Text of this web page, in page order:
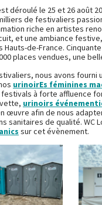
déroulé le 25 et 26 août
de festivaliers
riche en artistes
et une ambiance
de-France.
places vendues, une
nous avons fourni
urinoirEs féminines
à forte affluence
urinoirs
œuvre afin de nous
sanitaires de qualité. WC
sur cet évènement.